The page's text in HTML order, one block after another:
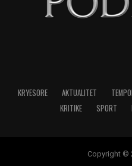
Duke filluar nga tetori i
Duke filluar nga janari